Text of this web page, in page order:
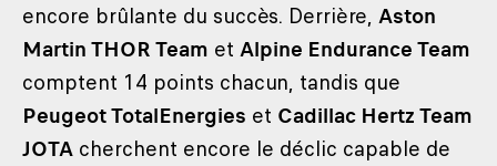
encore brûlante du succès. Derrière, Aston
Martin THOR Team et Alpine Endurance Team
comptent 14 points chacun, tandis que
Peugeot TotalEnergies et Cadillac Hertz Team
JOTA cherchent encore le déclic capable de